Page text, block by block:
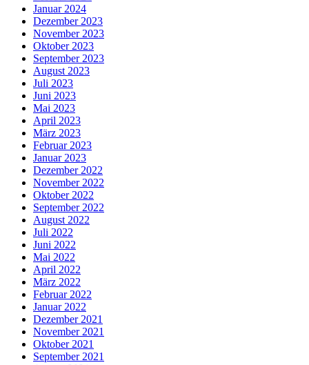
Januar 2024
Dezember 2023
November 2023
Oktober 2023
September 2023
August 2023
Juli 2023
Juni 2023
Mai 2023
April 2023
März 2023
Februar 2023
Januar 2023
Dezember 2022
November 2022
Oktober 2022
September 2022
August 2022
Juli 2022
Juni 2022
Mai 2022
April 2022
März 2022
Februar 2022
Januar 2022
Dezember 2021
November 2021
Oktober 2021
September 2021